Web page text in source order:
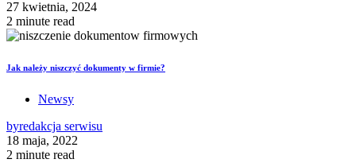
27 kwietnia, 2024
2 minute read
Jak należy niszczyć dokumenty w firmie?
Newsy
byredakcja serwisu
18 maja, 2022
2 minute read